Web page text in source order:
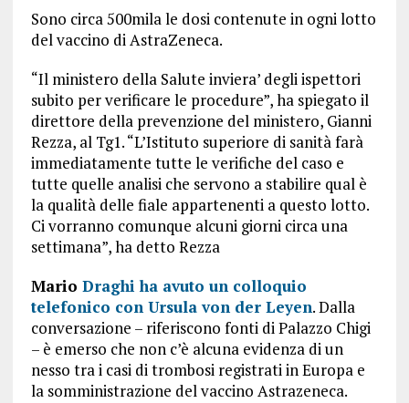
Sono circa 500mila le dosi contenute in ogni lotto
del vaccino di AstraZeneca.
“Il ministero della Salute inviera’ degli ispettori
subito per verificare le procedure”, ha spiegato il
direttore della prevenzione del ministero, Gianni
Rezza, al Tg1. “L’Istituto superiore di sanità farà
immediatamente tutte le verifiche del caso e
tutte quelle analisi che servono a stabilire qual è
la qualità delle fiale appartenenti a questo lotto.
Ci vorranno comunque alcuni giorni circa una
settimana”, ha detto Rezza
Mario Draghi ha avuto un colloquio
telefonico con Ursula von der Leyen. Dalla
conversazione – riferiscono fonti di Palazzo Chigi
– è emerso che non c’è alcuna evidenza di un
nesso tra i casi di trombosi registrati in Europa e
la somministrazione del vaccino Astrazeneca.